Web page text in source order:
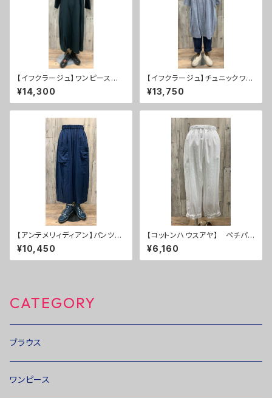
【イフクラージュ】ワンピース ５
０％ＯＦＦ
¥14,300
【イフクラージュ】チュニックワン
ピース ５０％ＯＦＦ
¥13,750
【アンテメリィディアン】パンツ
５０％ＯＦＦ
¥10,450
【コットンハウスアヤ】 ペチパン
ツ ２０％ＯＦＦ
¥6,160
CATEGORY
ブラウス
ワンピース